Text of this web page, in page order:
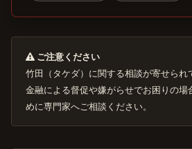
ご注意ください
竹田（タケダ）に関する相談が寄せられ
金融による督促や嫌がらせでお困りの場
めに専門家へご相談ください。